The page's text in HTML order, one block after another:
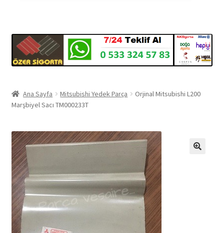
Ana Sayfa Mitsubishi Yedek Parça
Orjinal Mitsubishi L200
Marşbiyel Sacı TM000233T